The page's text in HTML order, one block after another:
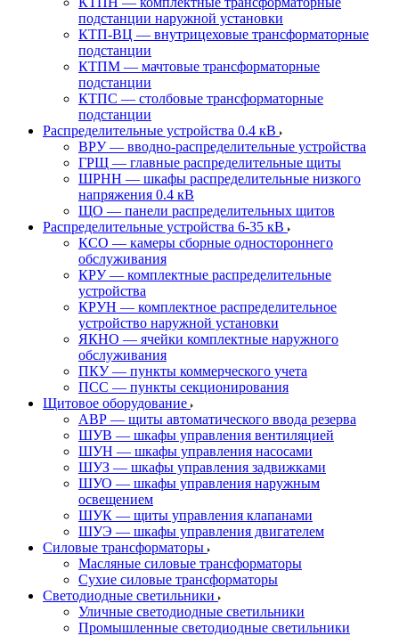
подстанции наружной установки
КТП-ВЦ — внутрицеховые трансформаторные
подстанции
КТПМ — мачтовые трансформаторные
подстанции
КТПС — столбовые трансформаторные
подстанции
Распределительные устройства 0.4 кВ
ВРУ — вводно-распределительные устройства
ГРЩ — главные распределительные щиты
ШРНН — шкафы распределительные низкого
напряжения 0.4 кВ
ЩО — панели распределительных щитов
Распределительные устройства 6-35 кВ
КСО — камеры сборные одностороннего
обслуживания
КРУ — комплектные распределительные
устройства
КРУН — комплектное распределительное
устройство наружной установки
ЯКНО — ячейки комплектные наружного
обслуживания
ПКУ — пункты коммерческого учета
ПСС — пункты секционирования
Щитовое оборудование
АВР — щиты автоматического ввода резерва
ШУВ — шкафы управления вентиляцией
ШУН — шкафы управления насосами
ШУЗ — шкафы управления задвижками
ШУО — шкафы управления наружным
освещением
ШУК — щиты управления клапанами
ШУЭ — шкафы управления двигателем
Силовые трансформаторы
Масляные силовые трансформаторы
Сухие силовые трансформаторы
Светодиодные светильники
Уличные светодиодные светильники
Промышленные светодиодные светильники